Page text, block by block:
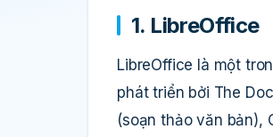
1. LibreOffice
LibreOffice là một
phát triển bởi The
(soạn thảo văn bản),